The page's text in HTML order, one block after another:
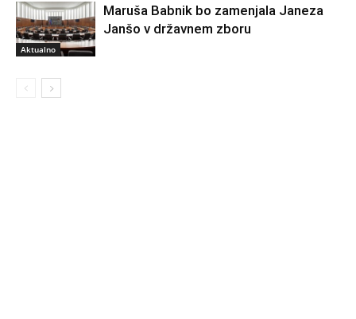
Aktualno
Maruša Babnik bo zamenjala Janeza
Janšo v državnem zboru